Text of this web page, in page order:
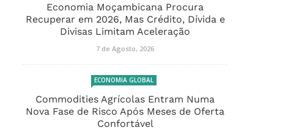
Economia Moçambicana Procura
Recuperar em 2026, Mas Crédito, Dívida e
Divisas Limitam Aceleração
7 de Agosto, 2026
ECONOMIA GLOBAL
Commodities Agrícolas Entram Numa
Nova Fase de Risco Após Meses de Oferta
Confortável